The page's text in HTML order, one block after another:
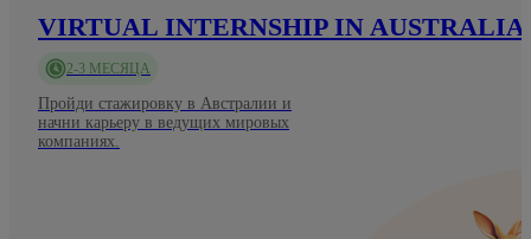
VIRTUAL INTERNSHIP IN AUSTRALIA
2-3 МЕСЯЦА
Пройди стажировку в Австралии и
начни карьеру в ведущих мировых
компаниях.